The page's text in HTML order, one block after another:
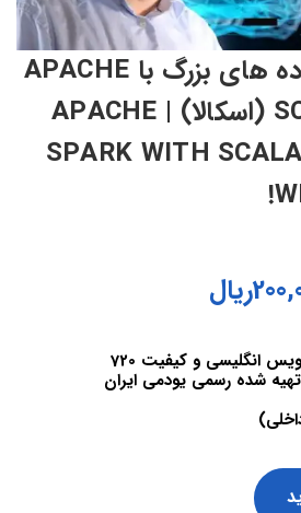
تحلیل و آنالیز داده های بزرگ با APACHE
SPARK و SCALA (اسکالا) | APACHE
SPARK WITH
ریال